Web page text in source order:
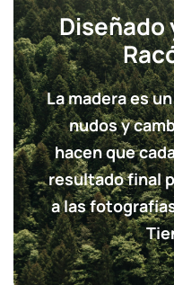
Diseñado
La madera es
nudos y
hacen que
resultado final
a las